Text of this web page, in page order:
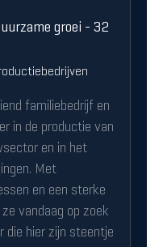
groei - 32
familiebedrijf en
in de productie van
en in het
Met
en een sterke
vandaag op zoek
die hier zijn steentje